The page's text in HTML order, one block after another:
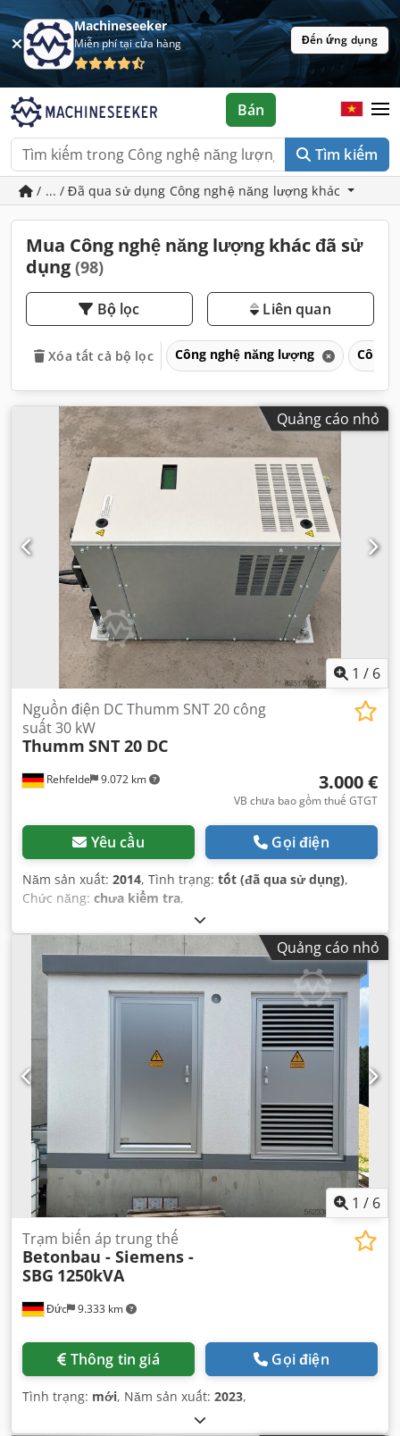
Machineseeker
Miễn phí tại cửa hàng Đến ứng dụng
Tìm kiếm
Bán
/ ... / Đã qua sử dụng Công nghệ năng lượng khác
Mua Công nghệ năng lượng khác đã sử
dụng (98)
Bộ lọc Liên quan
Xóa tất cả bộ lọc Công nghệ năng lượng Công
Quảng cáo nhỏ
1 / 6
Rehfelde 9.072 km
Nguồn điện DC Thumm SNT 20 công
suất 30 kW
Thumm SNT 20 DC
3.000 €
VB chưa bao gồm thuế GTGT
Yêu cầu Gọi điện
Năm sản xuất: 2014, Tình trạng: tốt (đã qua sử dụng),
Chức năng: chưa kiểm tra,
Quảng cáo nhỏ
1 / 6
Đức 9.333 km
Trạm biến áp trung thế
Betonbau - Siemens -
SBG 1250kVA
Thông tin giá Gọi điện
Tình trạng: mới, Năm sản xuất: 2023,